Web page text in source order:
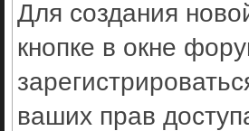
Для создания
кнопке в окне
ваших прав